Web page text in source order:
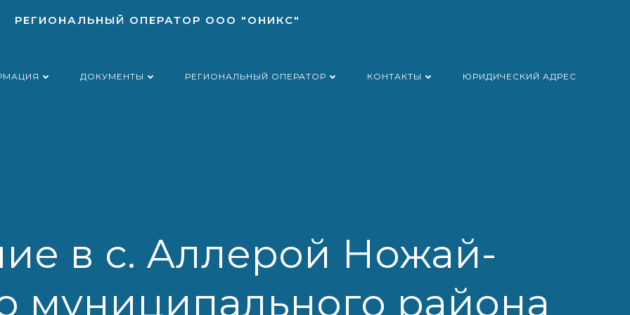
РЕГИОНАЛЬНЫЙ ОПЕРАТОР ООО "ОНИКС"
ДОКУМЕНТЫ РЕГИОНАЛЬНЫЙ ОПЕРАТОР КОНТАКТЫ ЮРИДИЧЕСКИЙ АДРЕС
в с. Аллерой Ножай-
муниципального района